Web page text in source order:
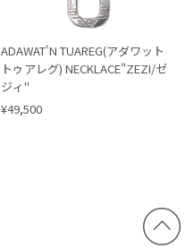
ADAWAT'N TUAREG(アダワット
トゥアレグ) NECKLACE"ZEZI/ゼ
ジィ"
¥49,500